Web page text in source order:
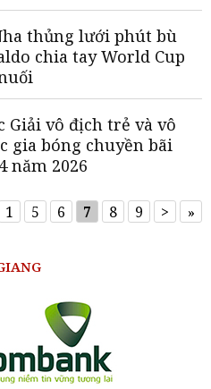
thủng lưới phút bù
chia tay World Cup
Giải vô địch trẻ và vô
gia bóng chuyền bãi
năm 2026
1 5 6 7 8 9 > »